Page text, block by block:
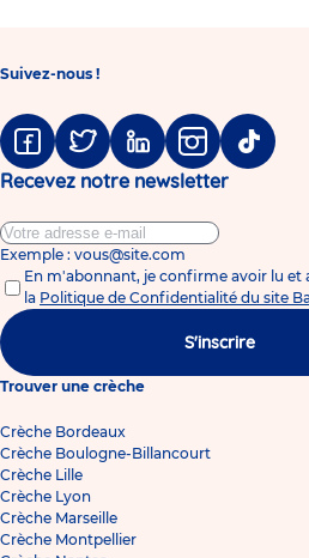
Suivez-nous !
FacebookTwitter LinkedinInstagramTiktok
Recevez notre newsletter
Exemple : vous@site.com
En m'abonnant, je confirme avoir lu et
la Politique de Confidentialité du site
S'inscrire
Trouver une crèche
Crèche Bordeaux
Crèche Boulogne-Billancourt
Crèche Lille
Crèche Lyon
Crèche Marseille
Crèche Montpellier